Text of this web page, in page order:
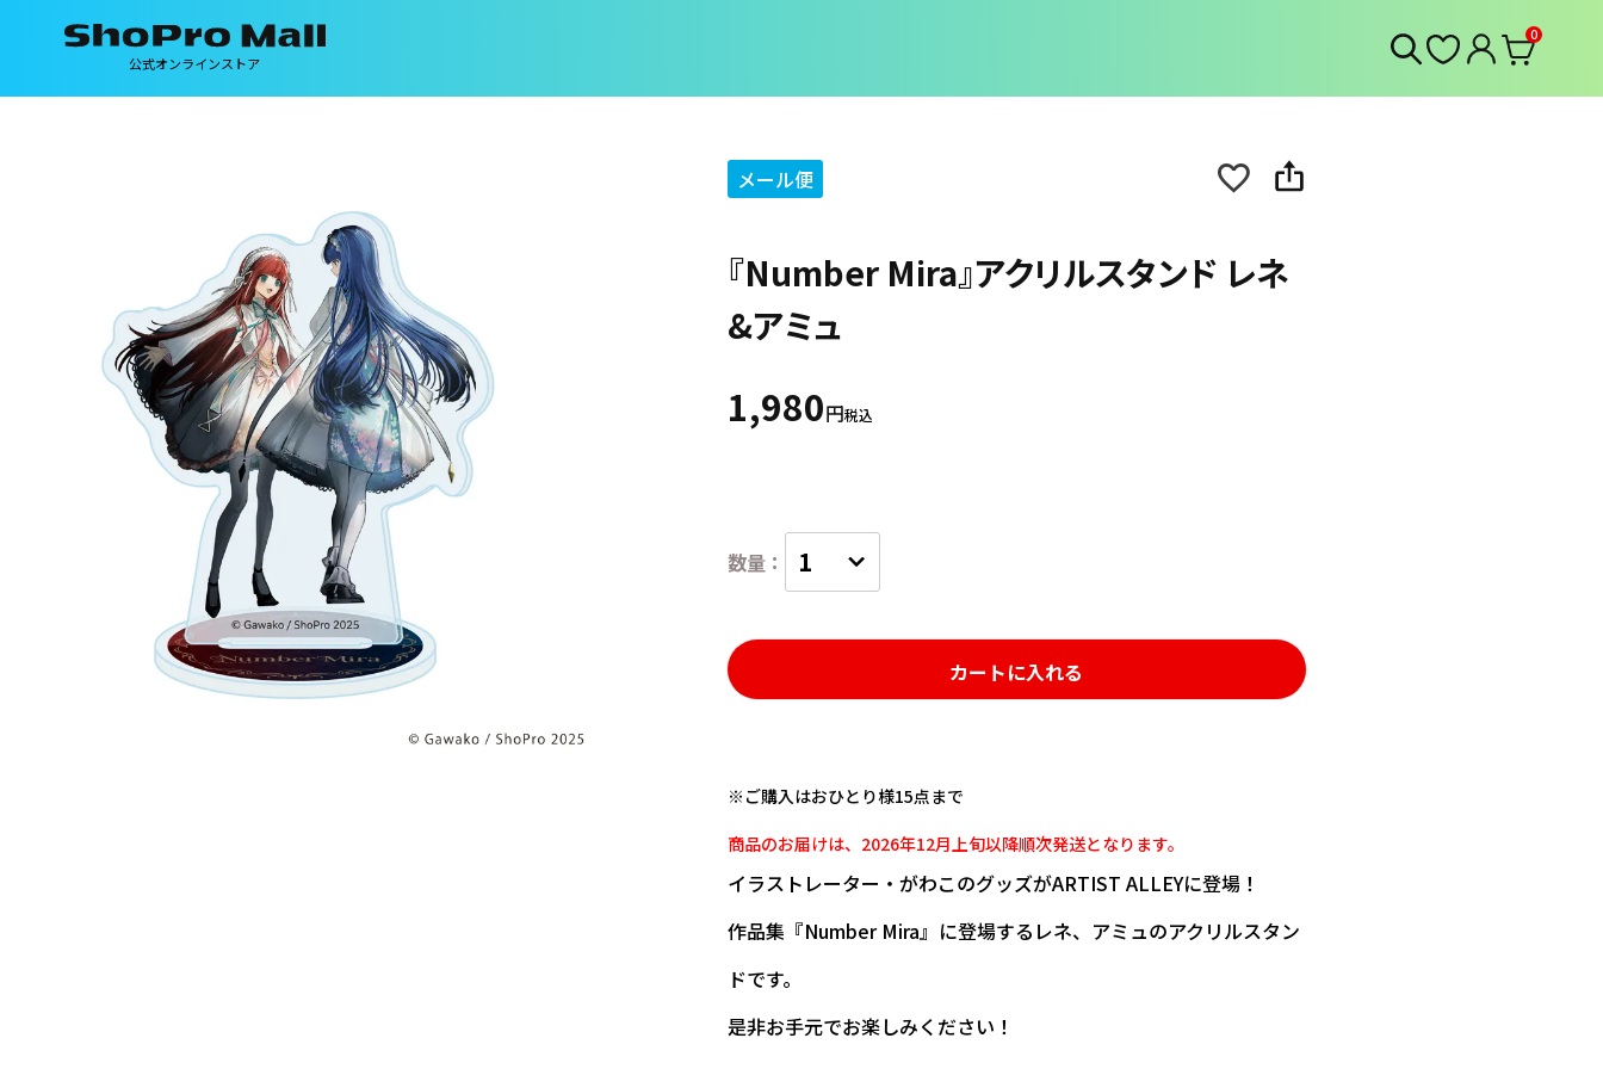
公式オンラインストア
0
メール便
『Number Mira』アクリルスタンド レネ
&アミュ
1,980 税込
カートに入れる
※ご購入はおひとり様15点まで
商品のお届けは、2026年12月上旬以降順次発送となります。
イラストレーター・がわこのグッズがARTIST ALLEYに登場！
作品集『Number Mira』に登場するレネ、アミュのアクリルスタン
ドです。
是非お手元でお楽しみください！